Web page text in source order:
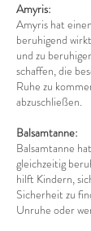
Amyris:
Amyris hat
beruhigend
und zu
schaffen, die
Ruhe zu
abzuschließen.
Balsamtanne:
Balsamtanne
gleichzeitig
hilft Kindern,
Sicherheit zu
Unruhe oder